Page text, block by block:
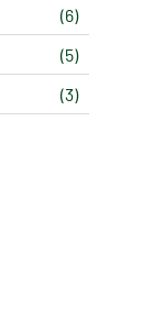
(6)
(5)
(3)